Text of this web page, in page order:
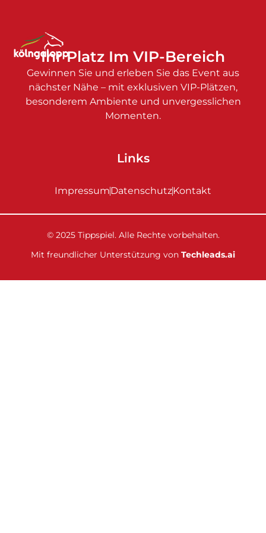
Ihr Platz Im VIP-Bereich
Gewinnen Sie und erleben Sie das Event aus
nächster Nähe – mit exklusiven VIP-Plätzen,
besonderem Ambiente und unvergesslichen
Momenten.
Links
ImpressumDatenschutzKontakt
© 2025 Tippspiel. Alle Rechte vorbehalten.
Mit freundlicher Unterstützung von Techleads.ai